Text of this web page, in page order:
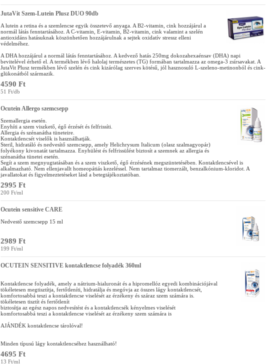
JutaVit Szem-Lutein Plusz DUO 90db
A lutein a retina és a szemlencse egyik összetevő anyaga. A B2-vitamin, cink hozzájárul a
normál látás fenntartásához. A C-vitamin, E-vitamin, B2-vitamin, cink valamint a szelén
antioxidáns hatásuknak köszönhetően hozzájárulnak a sejtek oxidatív stressz elleni
védelméhez.
A DHA hozzájárul a normál látás fenntartásához. A kedvező hatás 250mg dokozahexaénsav (DHA) napi
bevitelével érhető el. A termékben lévő halolaj természetes (TG) formában tartalmazza az omega-3 zsírsavakat. A
JutaVit Plusz termékben lévő szelén és cink kizárólag szerves kötésű, jól hasznosuló L-szeleno-metinonból és cink-
glükonátból származik.
4590 Ft
51 Ft/db
Ocutein Allergo szemcsepp
Szemallergia esetén.
Enyhíti a szem viszkető, égő érzését és felfrissíti.
Allergia és szénanátha tüneteire.
Kontaktlencsét viselők is használhatják.
Steril, hidratáló és nedvesítő szemcsepp, amely Helichrysum Italicum (olasz szalmagyopár)
folyékony kivonatát tartalmazza. Enyhülést és felfrissülést biztosít a szemnek az allergia és
szénanátha tünetei esetén.
Segít a szem megnyugtatásában és a szem viszkető, égő érzésének megszüntetésében. Kontaktlencsével is
alkalmazható. Nem ellenjavallt homeopátiás kezeléssel. Nem tartalmaz tiomerzált, benzalkónium-kloridot. A
javallatokat és figyelmeztetéseket lásd a betegtájékoztatóban.
2995 Ft
200 Ft/ml
Ocutein sensitive CARE
Nedvestő szemcsepp 15 ml
2989 Ft
199 Ft/ml
OCUTEIN SENSITIVE kontaktlencse folyadék 360ml
Kontaktlencse folyadék, amely a nátrium-hialuronát és a hipromellóz egyedi kombinációjával
tökéletesen megtisztítja, fertőtleníti, hidratálja és megóvja az összes lágy kontaktlencsét,
komfortosabbá teszi a kontaktlencse viselését az érzékeny és száraz szem számára is.
tökéletesen tisztít és fertőtlenít
biztosítja az egész napos nedvesítést és a kontaktlencsék kényelmes viselését
komfortosabbá teszi a kontaktlencse viselését az érzékeny szem számára is
AJÁNDÉK kontaktlencse tárolóval!
Minden típusú lágy kontaktlencséhez használható!
4695 Ft
13 Ft/ml